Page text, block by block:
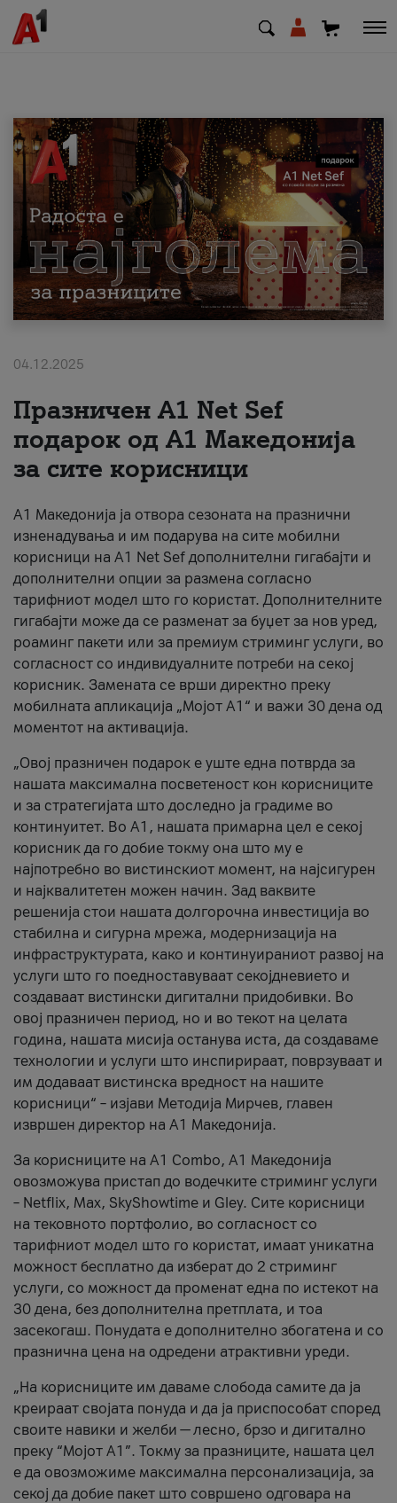
МК EN SQ
Приватни Деловни
Поддршка
Надополни кредит
За нас
#ПодобарОнлајн
04.12.2025
Празничен A1 Net Sеf
подарок од А1 Македонија
за сите корисници
А1 Македонија ја отвора сезоната на празнични
изненадувања и им подарува на сите мобилни
корисници на A1 Net Sef дополнителни гигабајти и
дополнителни опции за размена согласно
тарифниот модел што го користат. Дополнителните
гигабајти може да се разменат за буџет за нов уред,
роаминг пакети или за премиум стриминг услуги, во
согласност со индивидуалните потреби на секој
корисник. Замената се врши директно преку
мобилната апликација „Мојот А1“ и важи 30 дена од
моментот на активација.
„Овој празничен подарок е уште една потврда за
нашата максимална посветеност кон корисниците
и за стратегијата што доследно ја градиме во
континуитет. Во А1, нашата примарна цел е секој
корисник да го добие токму она што му е
најпотребно во вистинскиот момент, на најсигурен
и најквалитетен можен начин. Зад ваквите
решенија стои нашата долгорочна инвестиција во
стабилна и сигурна мрежа, модернизација на
инфраструктурата, како и континуираниот развој на
услуги што го поедноставуваат секојдневието и
создаваат вистински дигитални придобивки. Во
овој празничен период, но и во текот на целата
година, нашата мисија останува иста, да создаваме
технологии и услуги што инспирираат, поврзуваат и
им додаваат вистинска вредност на нашите
корисници“ – изјави Методија Мирчев, главен
извршен директор на А1 Македонија.
За корисниците на A1 Combo, А1 Македонија
овозможува пристап до водечките стриминг услуги
– Netflix, Max, SkyShowtime и Gley. Сите корисници
на тековното портфолио, во согласност со
тарифниот модел што го користат, имаат уникатна
можност бесплатно да изберат до 2 стриминг
услуги, со можност да променат една по истекот на
30 дена, без дополнителна претплата, и тоа
засекогаш. Понудата е дополнително збогатена и со
празнична цена на одредени атрактивни уреди.
„На корисниците им даваме слобода самите да ја
креираат својата понуда и да ја приспособат според
своите навики и желби — лесно, брзо и дигитално
преку “Мојот А1”. Токму за празниците, нашата цел
е да овозможиме максимална персонализација, за
секој да добие пакет што совршено одговара на